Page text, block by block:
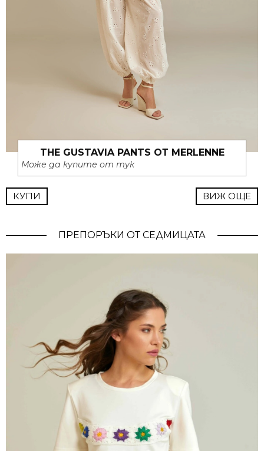
THE GUSTAVIA PANTS ОТ MERLENNE
Може да купите от тук
КУПИ ВИЖ ОЩЕ
ПРЕПОРЪКИ ОТ СЕДМИЦАТА